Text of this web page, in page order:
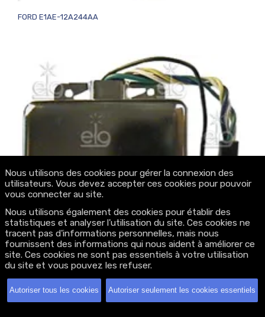
FORD E1AE-12A244AA
PRESTOLITE 65_102
Nous utilisons des cookies pour gérer la connexion des
utilisateurs. Vous devez accepter ces cookies pour pouvoir
vous connecter au site.
Nous utilisons également des cookies pour établir des
statistiques et analyser l'utilisation du site. Ces cookies ne
tracent pas d'informations personnelles, mais nous
fournissent des informations qui nous aident à améliorer ce
site. Ces cookies ne sont pas essentiels à votre utilisation
du site et vous pouvez les refuser.
Autoriser tous les cookies Autoriser seulement les cookies essentiels